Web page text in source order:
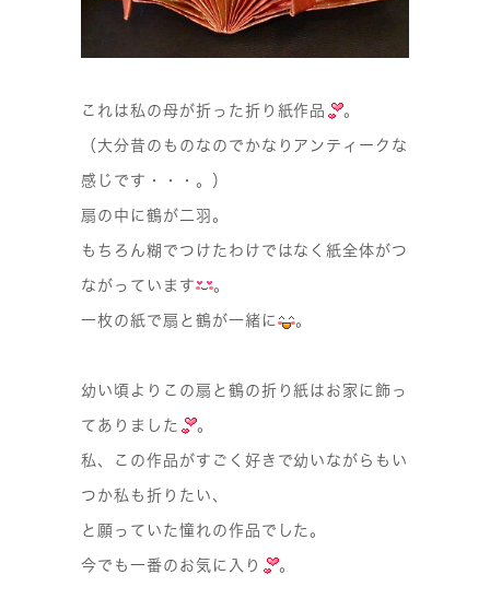
これは私の母が折った折り紙作品 。
（大分昔のものなのでかなりアンティークな
感じです・・・。）
扇の中に鶴が二羽。
もちろん糊でつけたわけではなく紙全体がつ
ながっています 。
一枚の紙で扇と鶴が一緒に 。
幼い頃よりこの扇と鶴の折り紙はお家に飾っ
てありました 。
私、この作品がすごく好きで幼いながらもい
つか私も折りたい、
と願っていた憧れの作品でした。
今でも一番のお気に入り 。